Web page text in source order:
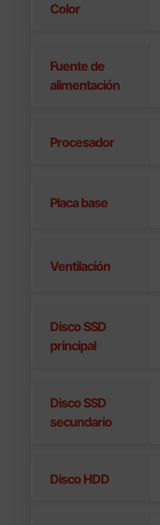
Color
Fuente de
alimentación
Procesador
Placa base
Ventilación
Disco SSD
principal
Disco SSD
secundario
Disco HDD